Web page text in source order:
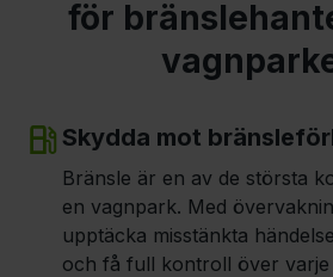
för
Skydda mot
Bränsle är en av de största
en vagnpark. Med
upptäcka misstänkta
och få full kontroll över varje